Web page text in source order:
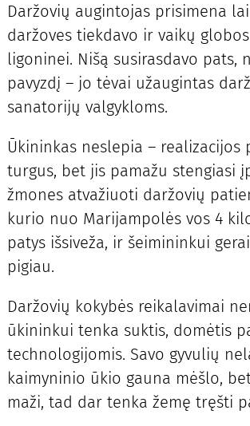
Daržovių augintojas prisimena
daržoves tiekdavo ir vaikų
ligoninei. Nišą susirasdavo pats,
pavyzdį – jo tėvai užaugintas
sanatorijų valgykloms.
Ūkininkas neslepia – realizacijos
turgus, bet jis pamažu stengiasi
žmones atvažiuoti daržovių
kurio nuo Marijampolės vos 4
patys išsiveža, ir šeimininkui
pigiau.
Daržovių kokybės reikalavimai
ūkininkui tenka suktis, domėtis
technologijomis. Savo gyvulių
kaimyninio ūkio gauna mėšlo,
maži, tad dar tenka žemę tręšti